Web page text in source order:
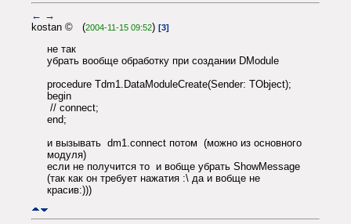
← →
kostan © (2004-11-15 09:52) [3]
не так
убрать вообще обработку при создании DModule
procedure Tdm1.DataModuleCreate(Sender: TObject);
begin
// connect;
end;
и вызывать dm1.connect потом (можно из основного
модуля)
если не получится то и вобще убрать ShowMessage
(так как он требует нажатия :\ да и вобще не
красив:)))